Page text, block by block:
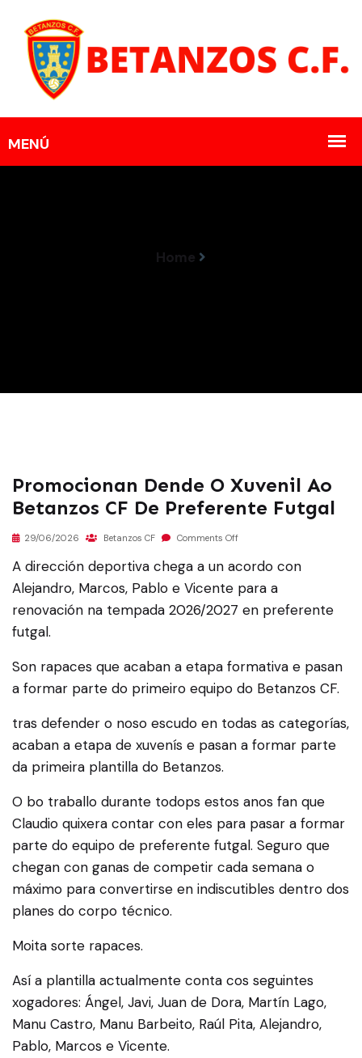
Home
Promocionan Dende O Xuvenil Ao
Betanzos CF De Preferente Futgal
29/06/2026 Betanzos CF Comments Off
A dirección deportiva chega a un acordo con
Alejandro, Marcos, Pablo e Vicente para a
renovación na tempada 2026/2027 en preferente
futgal.
Son rapaces que acaban a etapa formativa e pasan
a formar parte do primeiro equipo do Betanzos CF.
tras defender o noso escudo en todas as categorías,
acaban a etapa de xuvenís e pasan a formar parte
da primeira plantilla do Betanzos.
O bo traballo durante todops estos anos fan que
Claudio quixera contar con eles para pasar a formar
parte do equipo de preferente futgal. Seguro que
chegan con ganas de competir cada semana o
máximo para convertirse en indiscutibles dentro dos
planes do corpo técnico.
Moita sorte rapaces.
Así a plantilla actualmente conta cos seguintes
xogadores: Ángel, Javi, Juan de Dora, Martín Lago,
Manu Castro, Manu Barbeito, Raúl Pita, Alejandro,
Pablo, Marcos e Vicente.